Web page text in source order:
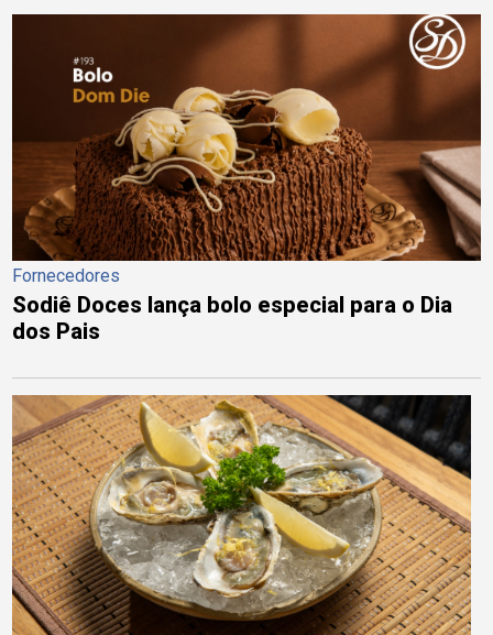
Fornecedores
Sodiê Doces lança bolo especial para o Dia
dos Pais